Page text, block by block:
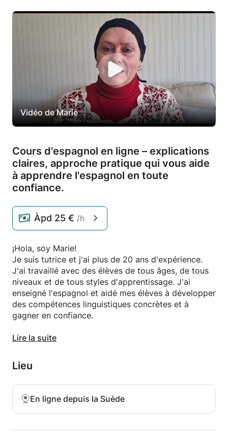
Vidéo de Marie
Cours d'espagnol en ligne – explications
claires, approche pratique qui vous aide
à apprendre l'espagnol en toute
confiance.
Àpd 25 € /h
¡Hola, soy Marie!
Je suis tutrice et j'ai plus de 20 ans d'expérience.
J'ai travaillé avec des élèves de tous âges, de tous
niveaux et de tous styles d'apprentissage. J'ai
enseigné l'espagnol et aidé mes élèves à développer
des compétences linguistiques concrètes et à
gagner en confiance.
💬 Ce que je propose
vos besoins, que vous soyez débutant complet ou
que vous souhaitiez perfectionner votre aisance. Je
vous ferai également découvrir la culture espagnole,
sa façon de penser et bien plus encore.
✅ Grâce à nos cours, vous pourrez :
- Améliorer votre expression orale et votre
Lire la suite
Lieu
En ligne depuis la Suède